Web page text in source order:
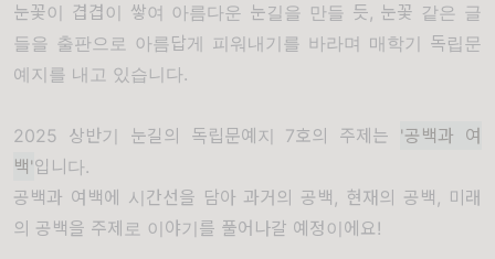
눈꽃이 겹겹이 쌓여 아름다운 눈길을 만들 듯, 눈꽃 같은 글
들을 출판으로 아름답게 피워내기를 바라며 매학기 독립문
예지를 내고 있습니다.
2025 상반기 눈길의 독립문예지 7호의 주제는 '공백과 여
백'입니다.
공백과 여백에 시간선을 담아 과거의 공백, 현재의 공백, 미래
의 공백을 주제로 이야기를 풀어나갈 예정이에요!